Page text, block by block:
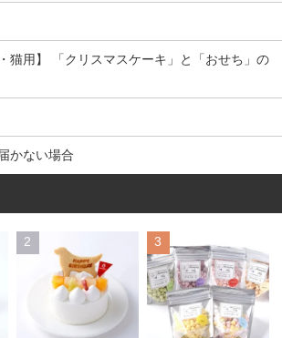
猫用】 「クリスマスケーキ」と「おせち」の
かない場合
2 3